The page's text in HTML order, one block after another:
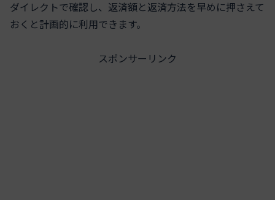
ダイレクトで確認し、返済額と返済方法を早めに押さえて
おくと計画的に利用できます。
スポンサーリンク